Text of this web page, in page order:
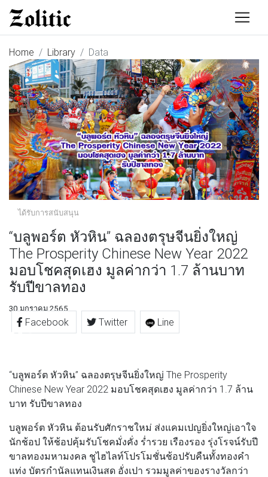
Home Library Data
ได้รับการสนับสนุน
“บลูพอร์ต หัวหิน” ฉลองตรุษจีนยิ่งใหญ่
The Prosperity Chinese New Year 2022
มอบโชคสุดเฮง มูลค่ากว่า 1.7 ล้านบาท
รับปีขาลทอง
30 มกราคม 2565
Facebook Twitter Line
“บลูพอร์ต หัวหิน” ฉลองตรุษจีนยิ่งใหญ่ The Prosperity
Chinese New Year 2022 มอบโชคสุดเฮง มูลค่ากว่า 1.7 ล้าน
บาท รับปีขาลทอง
บลูพอร์ต หัวหิน ต้อนรับศักราชใหม่ ส่งแคมเปญยิ่งใหญ่เอาใจ
นักช้อป ให้ช้อปคุ้มรับโชคมั่งคั่ง ร่ำรวย เรืองรอง รุ่งโรจน์รับปี
ขาลทองมหามงคล ชูไฮไลท์โปรโมชั่นช้อปรับคืนทั้งทองคำ
แท่ง บัตรกำนัลแทนเงินสด อั่งเปา รวมมูลค่าของรางวัลกว่า